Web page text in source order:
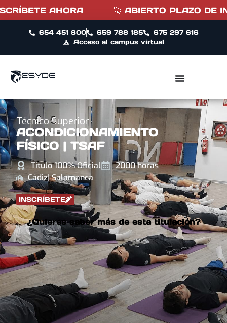
🚀 ABIERTO PLAZO DE
654 451 800 659 788 185
675 297 616
Acceso al campus virtual
Técnico Superior
ACONDICIONAMIENTO
FÍSICO | TSAF
Título 100% Oficial
2000 horas
Cádiz| Salamanca
INSCRÍBETE
¿Quieres saber más de esta titulación?